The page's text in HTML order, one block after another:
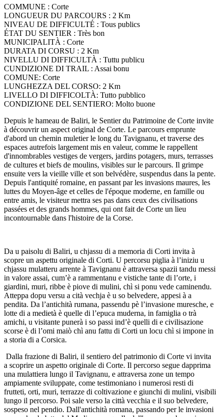
COMMUNE : Corte
LONGUEUR DU PARCOURS : 2 Km
NIVEAU DE DIFFICULTÉ : Tous publics
ÉTAT DU SENTIER : Très bon
MUNICIPALITÀ : Corte
DURATA DI CORSU : 2 Km
NIVELLU DI DIFFICULTÀ : Tuttu publicu
CUNDIZIONE DI TRAIL : Assai bonu
COMUNE: Corte
LUNGHEZZA DEL CORSO: 2 Km
LIVELLO DI DIFFICOLTÀ: Tutto pubblico
CONDIZIONE DEL SENTIERO: Molto buone
Depuis le hameau de Baliri, le Sentier du Patrimoine de Corte invite
à découvrir un aspect original de Corte. Le parcours emprunte
d'abord un chemin muletier le long du Tavignanu, et traverse des
espaces autrefois largement mis en valeur, comme le rappellent
d'innombrables vestiges de vergers, jardins potagers, murs, terrasses
de cultures et biefs de moulins, visibles sur le parcours. Il grimpe
ensuite vers la vieille ville et son belvédère, suspendus dans la pente.
Depuis l'antiquité romaine, en passant par les invasions maures, les
luttes du Moyen-âge et celles de l'époque moderne, en famille ou
entre amis, le visiteur mettra ses pas dans ceux des civilisations
passées et des grands hommes, qui ont fait de Corte un lieu
incontournable dans l'histoire de la Corse.
Da u paisolu di Baliri, u chjassu di a memoria di Corti invita à
scopre un aspettu originale di Corti. U percorsu piglia à l’iniziu u
chjassu mulatteru arrente à Tavignanu è attraversa spazii tandu messi
in valore assai, cum’è a rammentanu e vistiche tante di l’orte, i
giardini, muri, ribbe è piove di mulini, chì si ponu vede caminendu.
Atteppa dopu versu a cità vechja è u so belvedere, appesi à a
pendita. Da l’antichità rumana, passendu pè l’invasione muresche, e
lotte di a medietà è quelle di l’epuca muderna, in famiglia o trà
amichi, u visitante punerà i so passi ind’è quelli di e civilisazione
scorse è di l’omi maiò chì anu fattu di Corti un locu chì si impone in
a storia di a Corsica.
Dalla frazione di Baliri, il sentiero del patrimonio di Corte vi invita
a scoprire un aspetto originale di Corte. Il percorso segue dapprima
una mulattiera lungo il Tavignanu, e attraversa zone un tempo
ampiamente sviluppate, come testimoniano i numerosi resti di
frutteti, orti, muri, terrazze di coltivazione e giunchi di mulini, visibili
lungo il percorso. Poi sale verso la città vecchia e il suo belvedere,
sospeso nel pendio. Dall'antichità romana, passando per le invasioni